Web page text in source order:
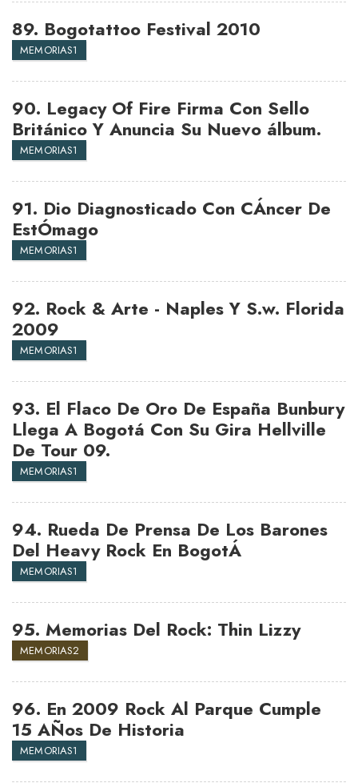
89. Bogotattoo Festival 2010
MEMORIAS1
90. Legacy Of Fire Firma Con Sello
Británico Y Anuncia Su Nuevo álbum.
MEMORIAS1
91. Dio Diagnosticado Con CÁncer De
EstÓmago
MEMORIAS1
92. Rock & Arte - Naples Y S.w. Florida
2009
MEMORIAS1
93. El Flaco De Oro De España Bunbury
Llega A Bogotá Con Su Gira Hellville
De Tour 09.
MEMORIAS1
94. Rueda De Prensa De Los Barones
Del Heavy Rock En BogotÁ
MEMORIAS1
95. Memorias Del Rock: Thin Lizzy
MEMORIAS2
96. En 2009 Rock Al Parque Cumple
15 AÑos De Historia
MEMORIAS1